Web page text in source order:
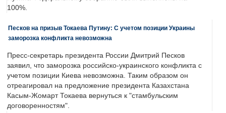
100%.
Песков на призыв Токаева Путину: С учетом позиции Украины
заморозка конфликта невозможна
Пресс-секретарь президента России Дмитрий Песков
заявил, что заморозка российско-украинского конфликта с
учетом позиции Киева невозможна. Таким образом он
отреагировал на предложение президента Казахстана
Касым-Жомарт Токаева вернуться к "стамбульским
договоренностям".